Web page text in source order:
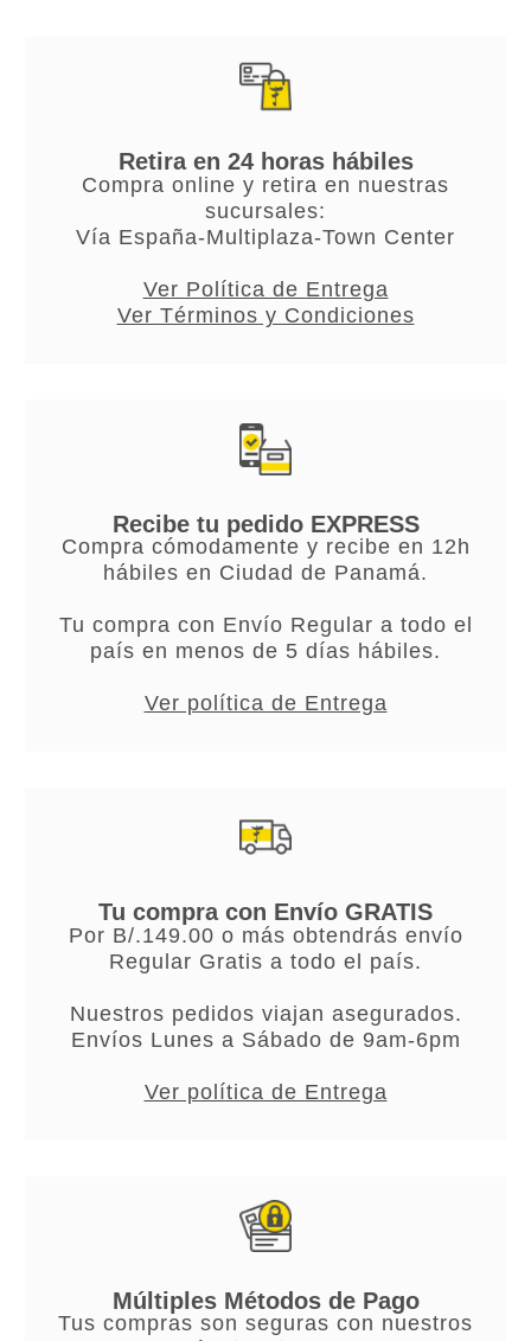
Retira en 24 horas hábiles
Compra online y retira en nuestras
sucursales:
Vía España-Multiplaza-Town Center
Ver Política de Entrega
Ver Términos y Condiciones
Recibe tu pedido EXPRESS
Compra cómodamente y recibe en 12h
hábiles en Ciudad de Panamá.
Tu compra con Envío Regular a todo el
país en menos de 5 días hábiles.
Ver política de Entrega
Tu compra con Envío GRATIS
Por B/.149.00 o más obtendrás envío
Regular Gratis a todo el país.
Nuestros pedidos viajan asegurados.
Envíos Lunes a Sábado de 9am-6pm
Ver política de Entrega
Múltiples Métodos de Pago
Tus compras son seguras con nuestros